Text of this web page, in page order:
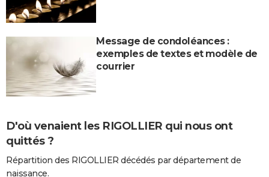
Message de condoléances :
exemples de textes et modèle de
courrier
D'où venaient les RIGOLLIER qui nous ont
quittés ?
Répartition des RIGOLLIER décédés par département de
naissance.